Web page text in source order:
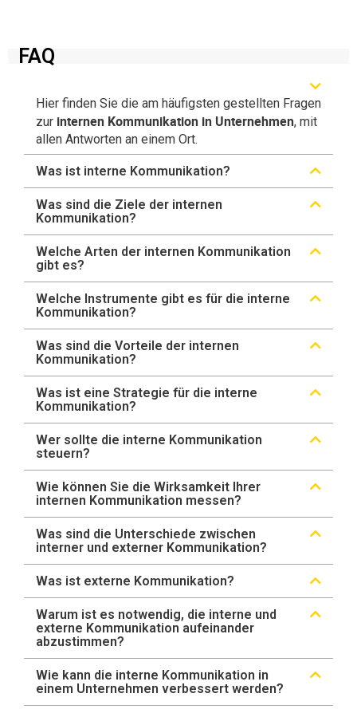
FAQ
Hier finden Sie die am häufigsten gestellten Fragen
zur internen Kommunikation in Unternehmen, mit
allen Antworten an einem Ort.
Was ist interne Kommunikation?
Was sind die Ziele der internen
Kommunikation?
Welche Arten der internen Kommunikation
gibt es?
Welche Instrumente gibt es für die interne
Kommunikation?
Was sind die Vorteile der internen
Kommunikation?
Was ist eine Strategie für die interne
Kommunikation?
Wer sollte die interne Kommunikation
steuern?
Wie können Sie die Wirksamkeit Ihrer
internen Kommunikation messen?
Was sind die Unterschiede zwischen
interner und externer Kommunikation?
Was ist externe Kommunikation?
Warum ist es notwendig, die interne und
externe Kommunikation aufeinander
abzustimmen?
Wie kann die interne Kommunikation in
einem Unternehmen verbessert werden?